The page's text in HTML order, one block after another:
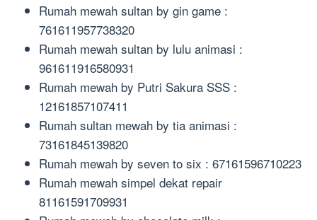
Rumah mewah sultan by gin game :
761611957738320
Rumah mewah sultan by lulu animasi :
961611916580931
Rumah mewah by Putri Sakura SSS :
12161857107411
Rumah sultan mewah by tia animasi :
73161845139820
Rumah mewah by seven to six : 67161596710223
Rumah mewah simpel dekat repair
81161591709931